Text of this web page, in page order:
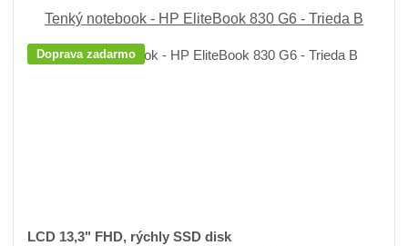
Tenký notebook - HP EliteBook 830 G6 - Trieda B
Doprava zadarmo
LCD 13,3" FHD, rýchly SSD disk